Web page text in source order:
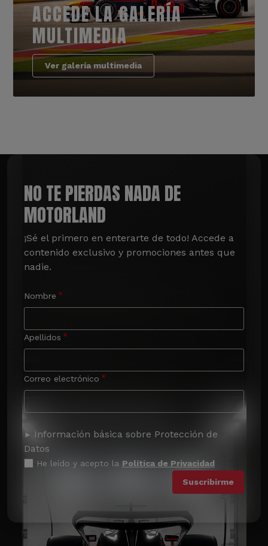
ACCEDE LA GALERÍA
MULTIMEDIA
Ver galería multimedia
NO TE PIERDAS NADA DE
MOTORLAND
¡Sé el primero en enterarte de todo! Accede a
contenido exclusivo y promociones antes que
nadie.
Nombre
Apellidos
Correo electrónico
Información básica sobre Protección de
Datos
He leído y acepto la Política de Privacidad